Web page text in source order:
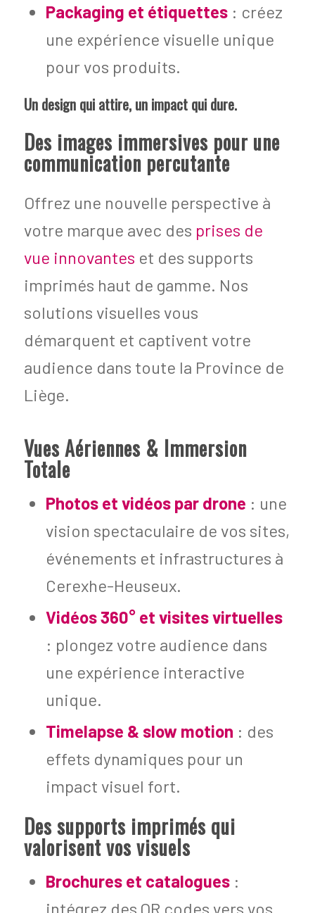
Packaging et étiquettes: créez
une expérience visuelle unique
pour vos produits.
Un design qui attire, un impact qui dure.
Des images immersives pour une
communication percutante
Offrez une nouvelle perspective à
votre marque avec des prises de
vue innovantes et des supports
imprimés haut de gamme. Nos
solutions visuelles vous
démarquent et captivent votre
audience dans toute la Province de
Liège.
Vues Aériennes & Immersion
Totale
Photos et vidéos par drone : une
vision spectaculaire de vos sites,
événements et infrastructures à
Cerexhe-Heuseux.
Vidéos 360° et visites virtuelles
: plongez votre audience dans
une expérience interactive
unique.
Timelapse & slow motion : des
effets dynamiques pour un
impact visuel fort.
Des supports imprimés qui
valorisent vos visuels
Brochures et catalogues:
intégrez des QR codes vers vos